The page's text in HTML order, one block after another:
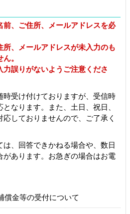
前、ご住所、メールアドレスを必
所、メールアドレスが未入力のも
。
力誤りがないようご注意くださ
時受け付けておりますが、受信時
なります。また、土日、祝日、
しておりませんので、ご了承く
は、回答できかねる場合や、数日
があります。お急ぎの場合はお電
償金等の受付について